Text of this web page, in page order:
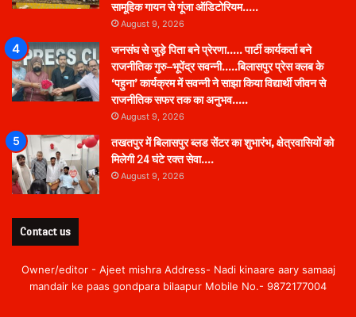
सामूहिक गायन से गूंजा ऑडिटोरियम…..
August 9, 2026
जनसंघ से जुड़े पिता बने प्रेरणा….. पार्टी कार्यकर्ता बने
राजनीतिक गुरु–भूपेंद्र सवन्नी…..बिलासपुर प्रेस क्लब के
‘पहुना’ कार्यक्रम में सवन्नी ने साझा किया विद्यार्थी जीवन से
राजनीतिक सफर तक का अनुभव…..
August 9, 2026
तखतपुर में बिलासपुर ब्लड सेंटर का शुभारंभ, क्षेत्रवासियों को
मिलेगी 24 घंटे रक्त सेवा….
August 9, 2026
Contact us
Owner/editor - Ajeet mishra Address- Nadi kinaare aary samaaj
mandair ke paas gondpara bilaapur Mobile No.- 9872177004